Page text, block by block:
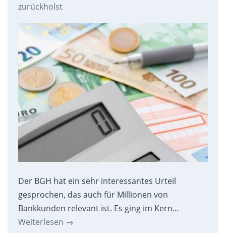
zurückholst
Der BGH hat ein sehr interessantes Urteil
gesprochen, das auch für Millionen von
Bankkunden relevant ist. Es ging im Kern…
Weiterlesen →